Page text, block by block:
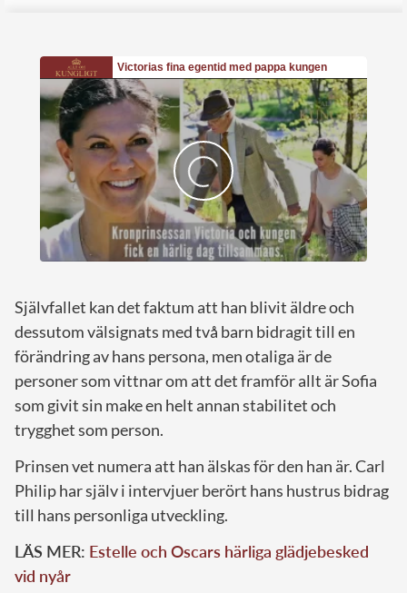
Självfallet kan det faktum att han blivit äldre och
dessutom välsignats med två barn bidragit till en
förändring av hans persona, men otaliga är de
personer som vittnar om att det framför allt är Sofia
som givit sin make en helt annan stabilitet och
trygghet som person.
Prinsen vet numera att han älskas för den han är. Carl
Philip har själv i intervjuer berört hans hustrus bidrag
till hans personliga utveckling.
LÄS MER: Estelle och Oscars härliga glädjebesked
vid nyår